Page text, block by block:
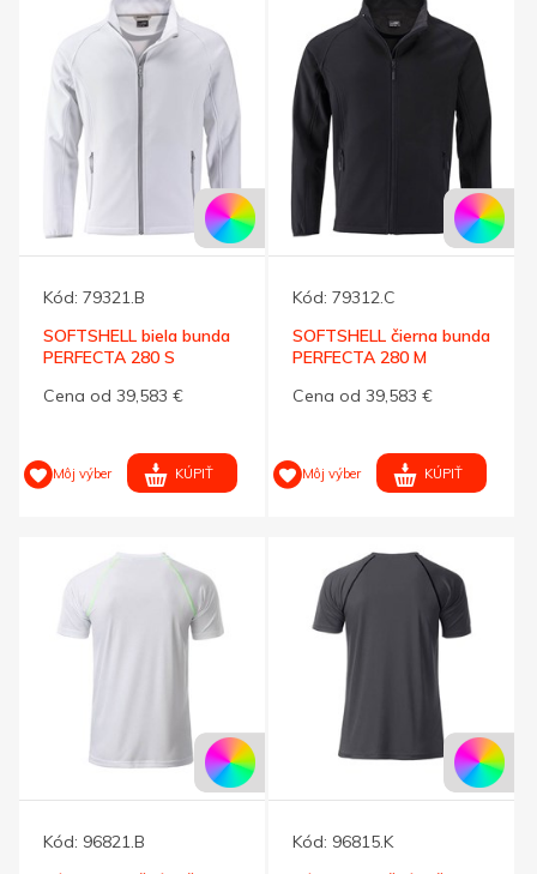
Kód: 79321.B
SOFTSHELL biela bunda
PERFECTA 280 S
Cena od 39,583 €
Môj výber KÚPIŤ
Kód: 79312.C
SOFTSHELL čierna bunda
PERFECTA 280 M
Cena od 39,583 €
Môj výber KÚPIŤ
Kód: 96821.B
Kód: 96815.K